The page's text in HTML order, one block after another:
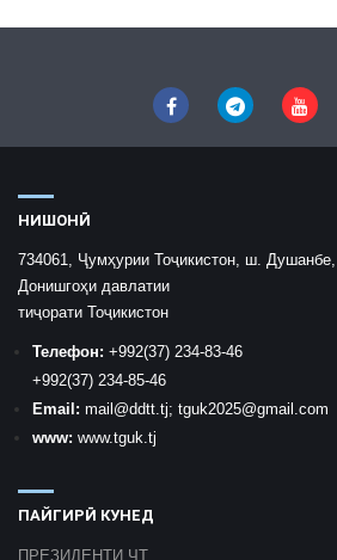
НИШОНӢ
734061, Ҷумҳурии Тоҷикистон, ш.
Донишгоҳи давлатии
тиҷорати Тоҷикистон
Телефон: +992(37) 234-83-46
+992(37) 234-85-46
Email: mail @ddtt.tj; tguk2025@gmail.com
www: www.tguk.tj
ПАЙГИРӢ КУНЕД
ПРЕЗИДЕНТИ ҶТ